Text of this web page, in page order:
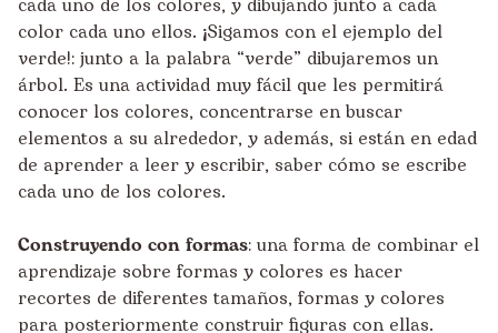
cada uno de los colores, y dibujando junto a cada
color cada uno ellos. ¡Sigamos con el ejemplo del
verde!: junto a la palabra “verde” dibujaremos un
árbol. Es una actividad muy fácil que les permitirá
conocer los colores, concentrarse en buscar
elementos a su alrededor, y además, si están en edad
de aprender a leer y escribir, saber cómo se escribe
cada uno de los colores.
Construyendo con formas: una forma de combinar el
aprendizaje sobre formas y colores es hacer
recortes de diferentes tamaños, formas y colores
para posteriormente construir figuras con ellas.